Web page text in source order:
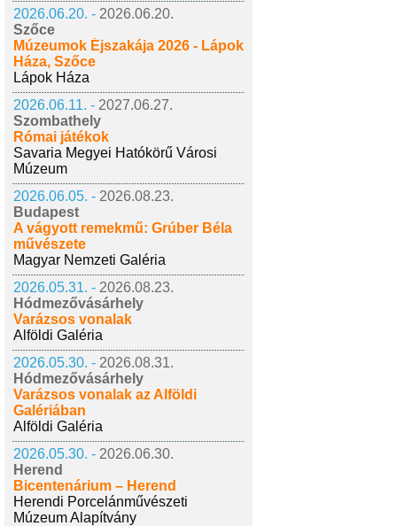
2026.06.20. - 2026.06.20.
Szőce
Múzeumok Éjszakája 2026 - Lápok
Háza, Szőce
Lápok Háza
2026.06.11. - 2027.06.27.
Szombathely
Római játékok
Savaria Megyei Hatókörű Városi
Múzeum
2026.06.05. - 2026.08.23.
Budapest
A vágyott remekmű: Grúber Béla
művészete
Magyar Nemzeti Galéria
2026.05.31. - 2026.08.23.
Hódmezővásárhely
Varázsos vonalak
Alföldi Galéria
2026.05.30. - 2026.08.31.
Hódmezővásárhely
Varázsos vonalak az Alföldi
Galériában
Alföldi Galéria
2026.05.30. - 2026.06.30.
Herend
Bicentenárium – Herend
Herendi Porcelánművészeti
Múzeum Alapítvány